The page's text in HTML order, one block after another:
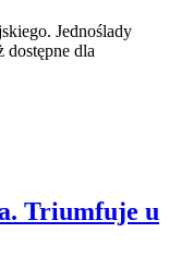
Jednoślady
dostępne dla
Triumfuje u